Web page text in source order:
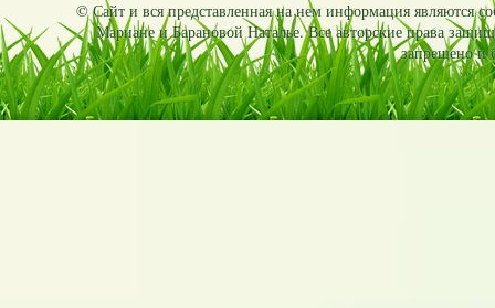
© Сайт и вся представленная на нем информация являются
Мариане и Барановой Наталье. Все авторские права
запрещено и